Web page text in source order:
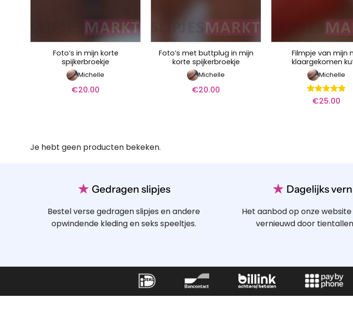
Foto’s in mijn korte
spijkerbroekje
Michelle
€20.00
Foto’s met buttplug in mijn
korte spijkerbroekje
Michelle
€20.00
Filmpje van mijn
klaargekomen
Michelle
Waardering
€25.00
Je hebt geen producten bekeken.
★ Gedragen slipjes
Bestel verse gedragen slipjes en andere
opwindende kleding en seks speeltjes.
★ Dagelijks
Het aanbod op onze
vernieuwd door